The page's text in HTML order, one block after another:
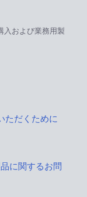
入および業務用製
ただくために
に関するお問